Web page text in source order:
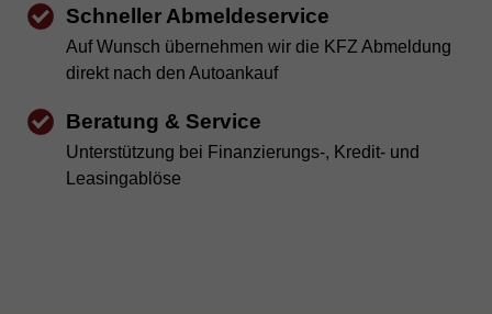
Schneller Abmeldeservice
Auf Wunsch übernehmen wir die KFZ Abmeldung
direkt nach den Autoankauf
Beratung & Service
Unterstützung bei Finanzierungs-, Kredit- und
Leasingablöse